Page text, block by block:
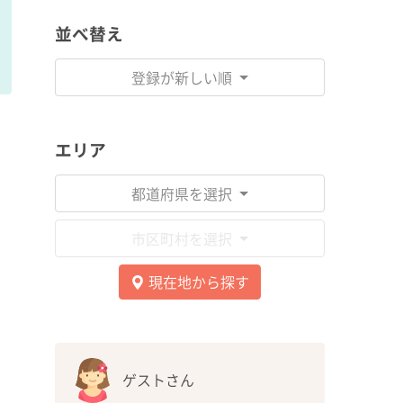
並べ替え
登録が新しい順
エリア
都道府県を選択
市区町村を選択
現在地から探す
ゲストさん